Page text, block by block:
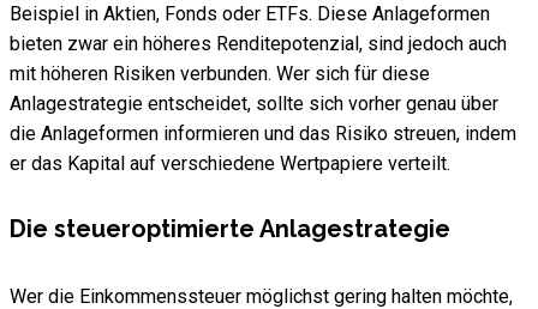
Beispiel in Aktien, Fonds oder ETFs. Diese Anlageformen
bieten zwar ein höheres Renditepotenzial, sind jedoch auch
mit höheren Risiken verbunden. Wer sich für diese
Anlagestrategie entscheidet, sollte sich vorher genau über
die Anlageformen informieren und das Risiko streuen, indem
er das Kapital auf verschiedene Wertpapiere verteilt.
Die steueroptimierte Anlagestrategie
Wer die Einkommenssteuer möglichst gering halten möchte,